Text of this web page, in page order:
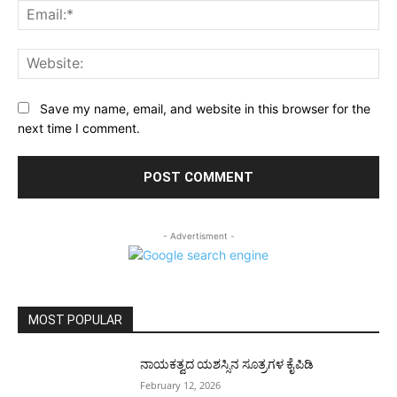
Save my name, email, and website in this browser for the
next time I comment.
- Advertisment -
MOST POPULAR
ನಾಯಕತ್ವದ ಯಶಸ್ಸಿನ ಸೂತ್ರಗಳ ಕೈಪಿಡಿ
February 12, 2026